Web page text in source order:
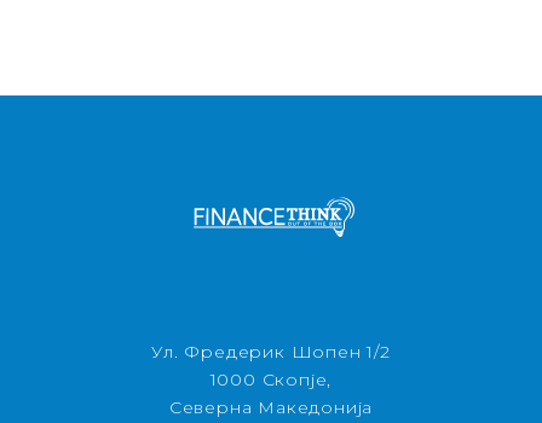
Ул. Фредерик Шопен 1/2
1000 Скопје,
Северна Македонија